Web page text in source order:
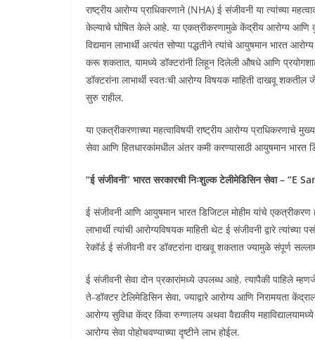
राष्ट्रीय आरोग्य प्राधिकरणाने (NHA) ई संजीवनी या त्यांच्या
केल्याचे घोषित केले आहे. या एकत्रीकरणामुळे केंद्रीय आरोग्य आणि
विद्यमान लाभार्थी अत्यंत सोप्या पद्धतीने त्यांचे आयुषमान भारत
करू शकतात, यामध्ये डॉक्टरांनी लिहून दिलेली औषधे आणि
डॉक्टरांना लाभार्थी स्वतःची आरोग्य विषयक माहिती दाखवू
सुरु राहील.
या एकत्रीकरणाच्या महत्वाविषयी राष्ट्रीय आरोग्य प्राधिकरणाचे
सेवा आणि हितधारकांमधील अंतर कमी करण्यासाठी आयुषमान भारत
“ई संजीवनी” भारत सरकारची निःशुल्क टेलीमेडिसिन सेवा
ई संजीवनी आणि आयुषमान भारत डिजिटल मोहीम यांचे
लाभार्थी त्यांची आरोग्यविषयक माहिती थेट ई संजीवनी द्वारे
रेकॉर्ड ई संजीवनी वर डॉक्टरांना दाखवू शकतात ज्यामुळे संपूर्ण
ई संजीवनी सेवा दोन प्रकारांमध्ये उपलब्ध आहे. त्यापैकी पाहिले
ते-डॉक्टर टेलिमेडिसिन सेवा, ज्याद्वारे आरोग्य आणि निरामयता
आरोग्य सुविधा केंद्र किंवा रुग्णालय अथवा वैद्यकीय
आरोग्य सेवा पोहोचवण्याच्या दृष्टीने लाभ होईल.